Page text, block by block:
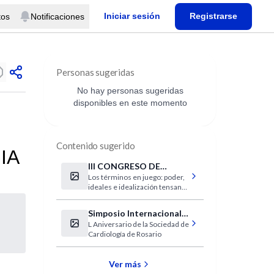
Notificaciones Iniciar sesión Registrarse
Personas sugeridas
No hay personas sugeridas
disponibles en este momento
Contenido sugerido
III CONGRESO DE
PSICOANÁLISIS - XIII
JORNADAS DE PODER
DE LOS IDEALES
Los términos en juego: poder,
ideales e idealización tensan
interesa mantener en la
producción del congreso, los
despliegues semánticos
posibles de dichos términos,
el psicoanálisis, como en su
Simposio Internacional
de Cardiología
L Aniversario de la Sociedad de
Cardiología de Rosario
Ver más